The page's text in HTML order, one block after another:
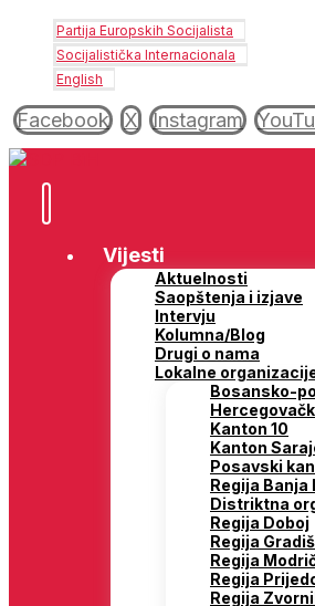
Partija Europskih Socijalista
Socijalistička Internacionala
English
Facebook X Instagram
Vijesti
Aktuelnosti
Saopštenja i izjave
Intervju
Kolumna/Blog
Drugi o nama
Lokalne
Bosansko-
Kanton 10
Kanton
Posavski
Regija Banja
Distriktna
Regija Doboj
Regija
Regija
Regija
Regija